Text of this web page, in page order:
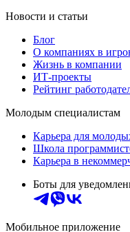
Новости и статьи
Блог
О компаниях в
Жизнь в компании
ИТ-проекты
Рейтинг
Молодым специалистам
Карьера для
Школа
Карьера в
Боты для
Мобильное приложение